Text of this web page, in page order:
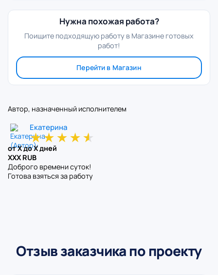
Нужна похожая работа?
Поищите подходящую работу в Магазине готовых
работ!
Перейти в Магазин
Автор, назначенный исполнителем
Екатерина
★★★★★
от X до X дней
XXX RUB
Доброго времени суток!
Готова взяться за работу
Отзыв заказчика по проекту